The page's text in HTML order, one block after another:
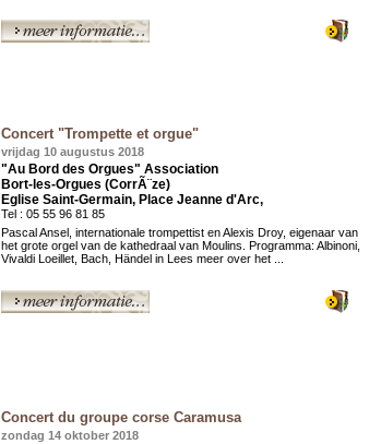
Concert "Trompette et orgue"
vrijdag 10 augustus 2018
"Au Bord des Orgues" Association
Bort-les-Orgues (CorrÃ¨ze)
Eglise Saint-Germain, Place Jeanne d'Arc,
Tel : 05 55 96 81 85
Pascal Ansel, internationale trompettist en Alexis Droy, eigenaar van
het grote orgel van de kathedraal van Moulins. Programma: Albinoni,
Vivaldi Loeillet, Bach, Händel in Lees meer over het ...
Concert du groupe corse Caramusa
zondag 14 oktober 2018